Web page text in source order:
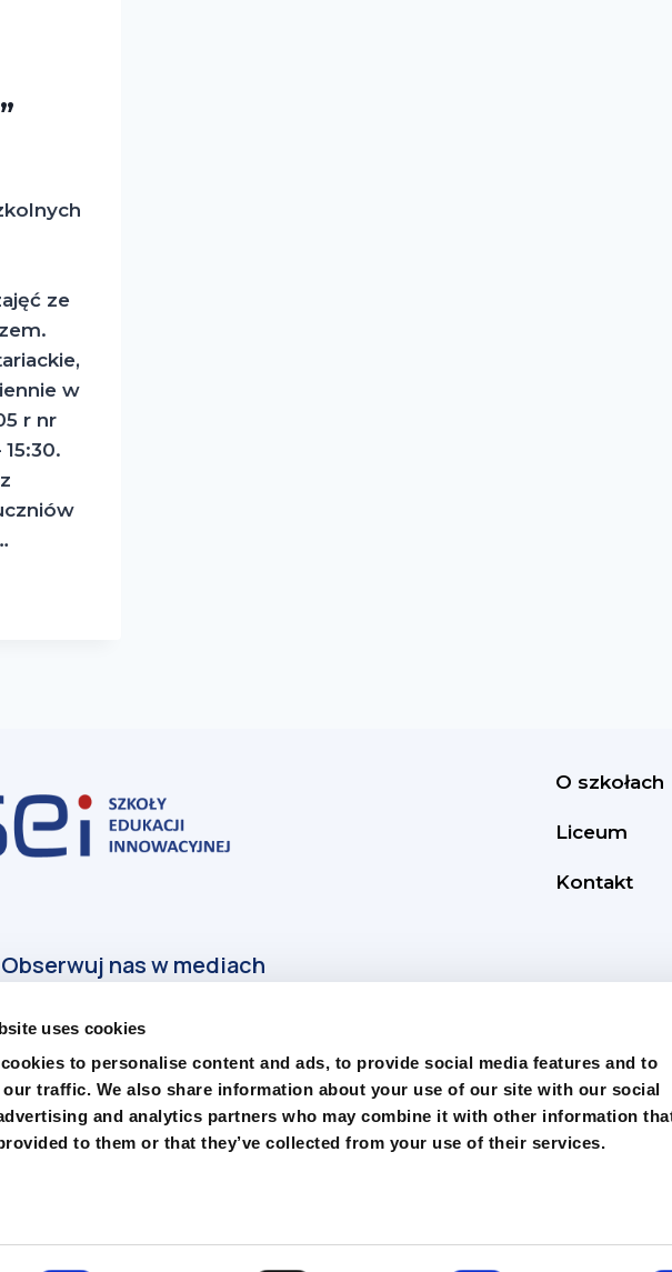
uses cookies
to personalise content and ads, to provide social media features and to
our traffic. We also share information about your use of our site with our social
and analytics partners who may combine it with other information
to them or that they’ve collected from your use of their services.
ze
w
r nr
O szkołach
Liceum
Kontakt
Innowacyjnej. Wszelkie prawa zastrzeżone.